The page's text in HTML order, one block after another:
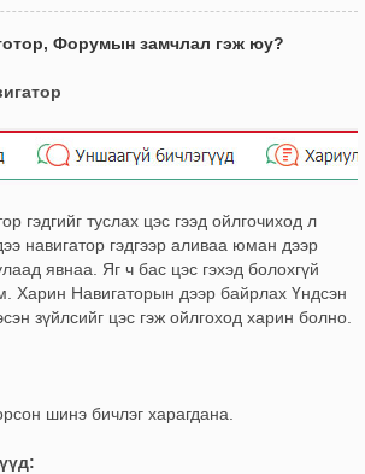
Форумын замчлал гэж юу?
гэдгийг туслах цэс гээд ойлгочиход л
навигатор гэдгээр аливаа юман дээр
явнаа. Яг ч бас цэс гэхэд болохгүй
Харин Навигаторын дээр байрлах Үндсэн
зүйлсийг цэс гэж ойлгоход харин болно.
шинэ бичлэг харагдана.